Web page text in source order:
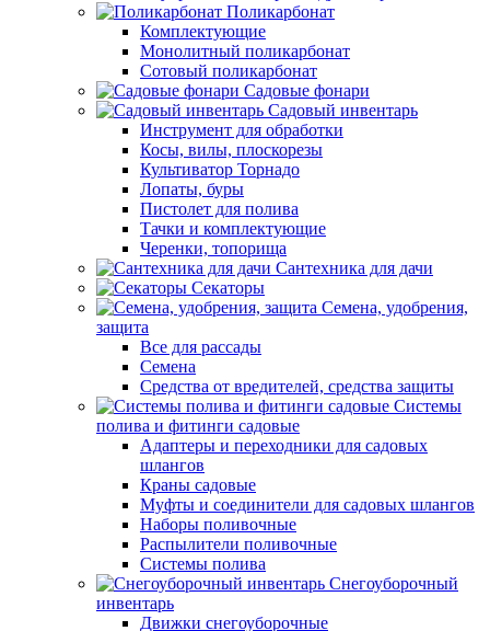
Поликарбонат
Комплектующие
Монолитный поликарбонат
Сотовый поликарбонат
Садовые фонари
Садовый инвентарь
Инструмент для обработки
Косы, вилы, плоскорезы
Культиватор Торнадо
Лопаты, буры
Пистолет для полива
Тачки и комплектующие
Черенки, топорища
Сантехника для дачи
Секаторы
Семена, удобрения,
защита
Все для рассады
Семена
Средства от вредителей, средства защиты
Системы
полива и фитинги садовые
Адаптеры и переходники для садовых
шлангов
Краны садовые
Муфты и соединители для садовых шлангов
Наборы поливочные
Распылители поливочные
Системы полива
Снегоуборочный
инвентарь
Движки снегоуборочные